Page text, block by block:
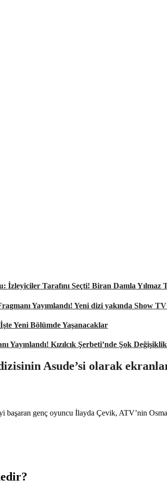
İzleyiciler Tarafını Seçti! Biran Damla Yılmaz
Yayımlandı! Yeni dizi yakında Show
Yeni Bölümde Yaşanacaklar
Yayınlandı! Kızılcık Şerbeti’nde Şok
Asude’si olarak
başaran genç oyuncu İlayda Çevik, ATV’nin